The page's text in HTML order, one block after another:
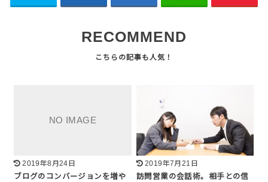
RECOMMEND
2019年8月24日
ブログのコンバージョンを増や
2019年7月21日
訪問営業の会話術。相手との信